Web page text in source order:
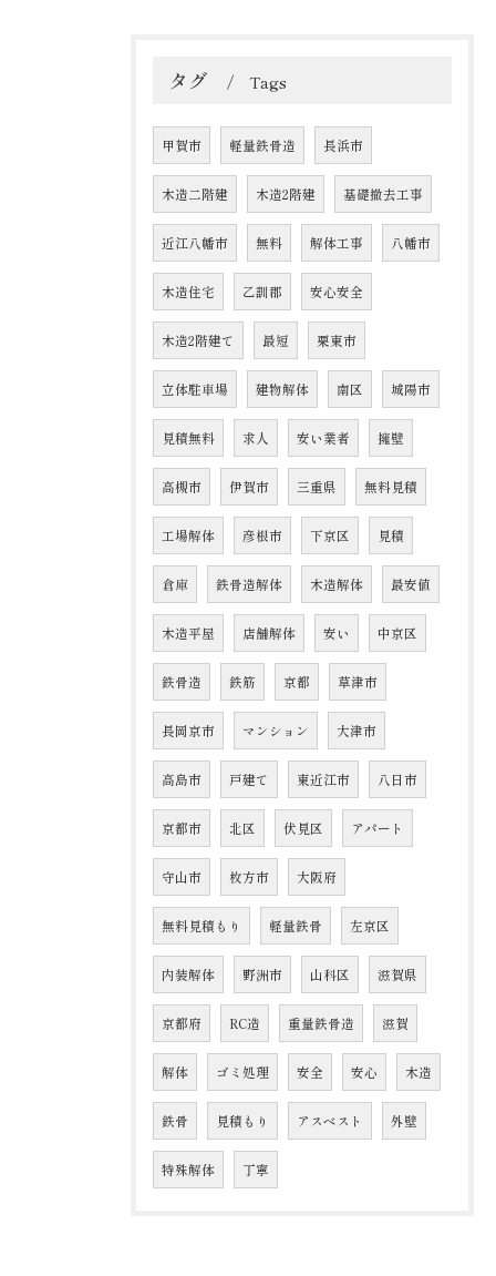
タグ Tags
甲賀市 軽量鉄骨造 長浜市
木造二階建 木造2階建 基礎撤去工事
近江八幡市 無料 解体工事 八幡市
木造住宅 乙訓郡 安心安全
木造2階建て 最短 栗東市
立体駐車場 建物解体 南区 城陽市
見積無料 求人 安い業者 擁壁
高槻市 伊賀市 三重県 無料見積
工場解体 彦根市 下京区 見積
倉庫 鉄骨造解体 木造解体 最安値
木造平屋 店舗解体 安い 中京区
鉄骨造 鉄筋 京都 草津市
長岡京市 マンション 大津市
高島市 戸建て 東近江市 八日市
京都市 北区 伏見区 アパート
守山市 枚方市 大阪府
無料見積もり 軽量鉄骨 左京区
内装解体 野洲市 山科区 滋賀県
京都府 RC造 重量鉄骨造 滋賀
解体 ゴミ処理 安全 安心 木造
鉄骨 見積もり アスベスト 外壁
特殊解体 丁寧